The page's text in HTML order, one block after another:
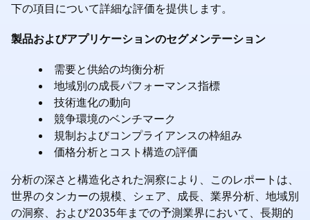
下の項目について詳細な評価を提供します。
製品およびアプリケーションのセグメンテーション
需要と供給の均衡分析
地域別の成長パフォーマンス指標
技術進化の動向
競争環境のベンチマーク
規制およびコンプライアンスの枠組み
価格分析とコスト構造の評価
分析の深さと構造化された洞察により、このレポートは、
世界のタンカーの規模、シェア、成長、業界分析、地域別
の洞察、および2035年までの予測業界において、長期的